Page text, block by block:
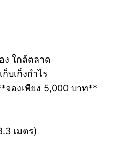
ง ใกล้ตลาด
บเก็งกำไร
จองเพียง 5,000 บาท**
เมตร)